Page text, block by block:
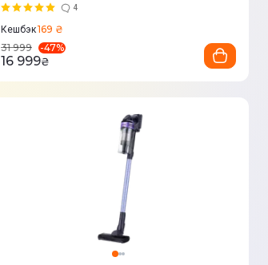
4
Кешбэк169 ₴
31 999
-47%
16 999₴